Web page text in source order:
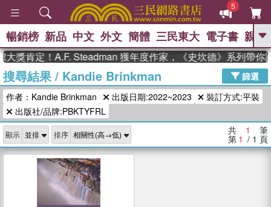
5
GO
熱搜： 東野圭吾 高希均教授回憶錄
、 The Odyssey 、 父親節 、 如果歷
史是一群喵 、 暑期推薦 、 國際布克
登輝時代 、 數學女孩：黎曼猜想 、
偉大的迷走神經
暢銷榜 新品 中文 外文 簡體 三民東大 電子書 親子
獎肯定！A.F. Steadman 獲年度作家，《史坎德》系列帶你
搜尋結果/ Kandie Brinkman
篩選
作者：Kandie Brinkman
出版日期:2022~2023
裝訂方式:平裝
出版社/品牌:PBKTYFRL
顯示 排序 共 1 筆
第 1 / 1 頁